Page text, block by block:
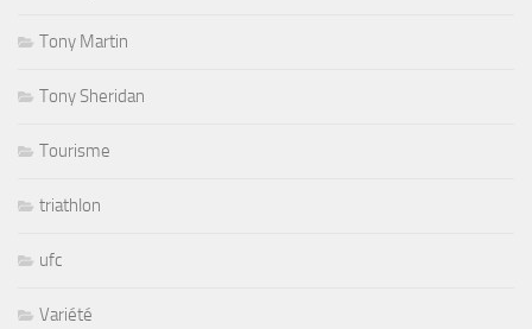
Tony Martin
Tony Sheridan
Tourisme
triathlon
ufc
Variété